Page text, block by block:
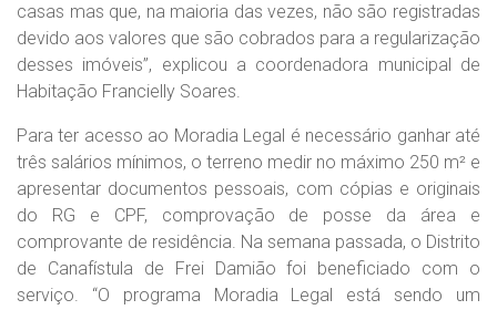
casas mas que, na maioria das vezes, não são registradas
devido aos valores que são cobrados para a regularização
desses imóveis”, explicou a coordenadora municipal de
Habitação Francielly Soares.
Para ter acesso ao Moradia Legal é necessário ganhar até
três salários mínimos, o terreno medir no máximo 250 m² e
apresentar documentos pessoais, com cópias e originais
do RG e CPF, comprovação de posse da área e
comprovante de residência. Na semana passada, o Distrito
de Canafístula de Frei Damião foi beneficiado com o
serviço. “O programa Moradia Legal está sendo um